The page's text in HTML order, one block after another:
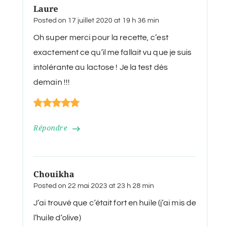
Laure
Posted on 17 juillet 2020 at 19 h 36 min
Répondre
Oh super merci pour la recette, c’est
exactement ce qu’il me fallait vu que je suis
intolérante au lactose ! Je la test dès
demain !!!
Chouikha
Posted on 22 mai 2023 at 23 h 28 min
J’ai trouvé que c’était fort en huile (j’ai mis de
l’huile d’olive)